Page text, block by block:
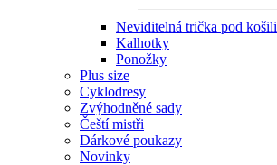
Neviditelná trička pod košili
Kalhotky
Ponožky
Plus size
Cyklodresy
Zvýhodněné sady
Čeští mistři
Dárkové poukazy
Novinky